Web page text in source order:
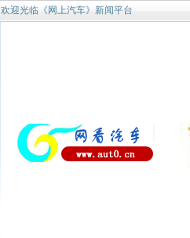
欢迎光临《网上汽车》新闻平台